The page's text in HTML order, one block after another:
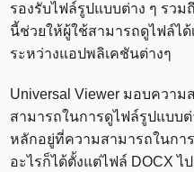
รองรับไฟล์รูปแบบต่าง ๆ รว
นี้ช่วยให้ผู้ใช้สามารถดูไฟล์ไ
ระหว่างแอปพลิเคชันต่างๆ
Universal Viewer มอบควา
สามารถในการดูไฟล์รูปแบบ
หลักอยู่ที่ความสามารถในกา
อะไรก็ได้ตั้งแต่ไฟล์ DOCX